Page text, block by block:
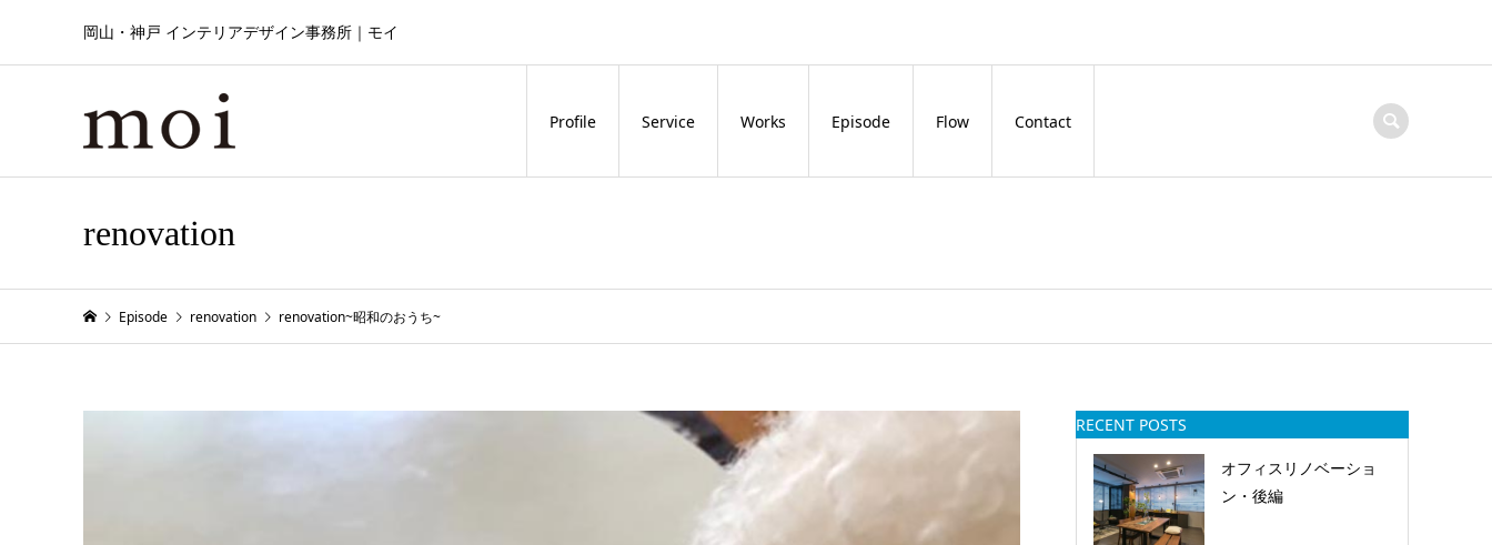
岡山・神戸 インテリアデザイン事務所｜モイ
Profile Service Works Episode Flow Contact
renovation
Episode renovation renovation~昭和のおうち~
RECENT POSTS
オフィスリノベーショ
ン・後編